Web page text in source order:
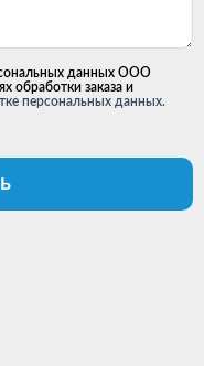
данных ООО
обработки заказа и
персональных данных.